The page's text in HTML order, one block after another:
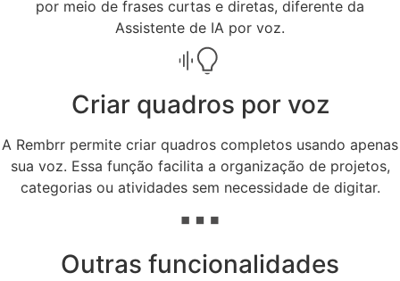
por meio de frases curtas e diretas, diferente da
Assistente de IA por voz.
Criar quadros por voz
A Rembrr permite criar quadros completos usando apenas
sua voz. Essa função facilita a organização de projetos,
categorias ou atividades sem necessidade de digitar.
Outras funcionalidades